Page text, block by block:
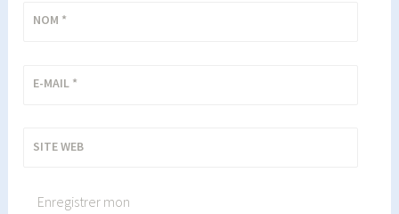
NOM *
E-MAIL *
SITE WEB
Enregistrer mon